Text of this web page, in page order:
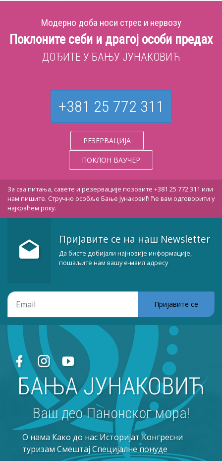
Модерно доба носи стрес и нервозу
Поклоните себи и драгој особи предах
ДОЂИТЕ У БАЊУ ЈУНАКОВИЋ
+381 25 772 311
РЕЗЕРВАЦИЈА
ПОКЛОН ВАУЧЕР
За сва питања, савете и резервације позовите +381 25 772 311 или
нам пишите. Стручно особље Бање Јунаковић ће вам одговорити у
најкраћем року.
Пријавите се на наш Newsletter
Да бисте добијали најновије информације,
пошаљите нам вашу е-маил адресу
Пријавите се
БАЊА ЈУНАКОВИЋ
Ваш део Панонског мора!
O нама Како до нас Историјат Конгресни
туризам Смештај Специјалне понуде